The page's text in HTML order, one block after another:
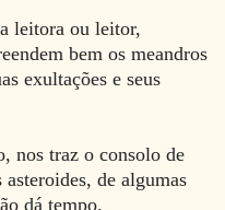
leitora ou leitor,
bem os meandros
exultações e seus
nos traz o consolo de
asteroides, de algumas
dá tempo.